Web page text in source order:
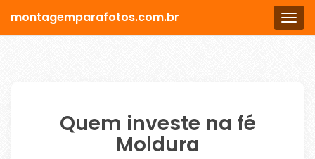
Menu
montagemparafotos.com.br
Quem investe na fé
Moldura